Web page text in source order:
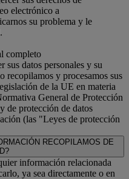
electrónico a
su problema y le
completo
sus datos personales y su
recopilamos y procesamos sus
de la UE en materia
General de Protección
de protección de datos
(las "Leyes de protección
RECOPILAMOS DE
información relacionada
ya sea directamente o en